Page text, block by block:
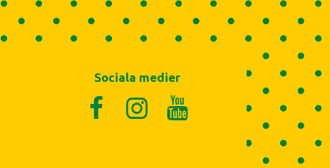
Sociala medier